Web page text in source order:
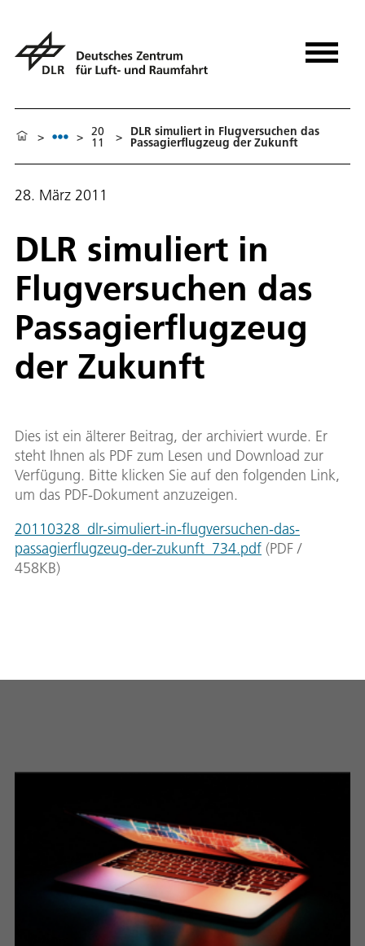
> > 20
11 > DLR simuliert in Flugversuchen das
Passagierflugzeug der Zukunft
28. März 2011
DLR simuliert in
Flugversuchen das
Passagierflugzeug
der Zukunft
Dies ist ein älterer Beitrag, der archiviert wurde. Er
steht Ihnen als PDF zum Lesen und Download zur
Verfügung. Bitte klicken Sie auf den folgenden Link,
um das PDF-Dokument anzuzeigen.
20110328_dlr-simuliert-in-flugversuchen-das-
passagierflugzeug-der-zukunft_734.pdf (PDF /
458KB)